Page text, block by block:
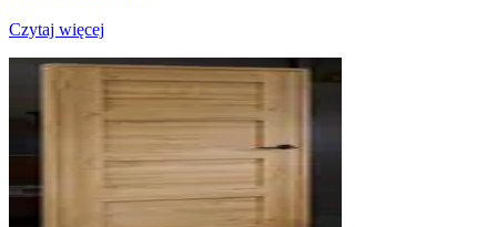
Czytaj więcej